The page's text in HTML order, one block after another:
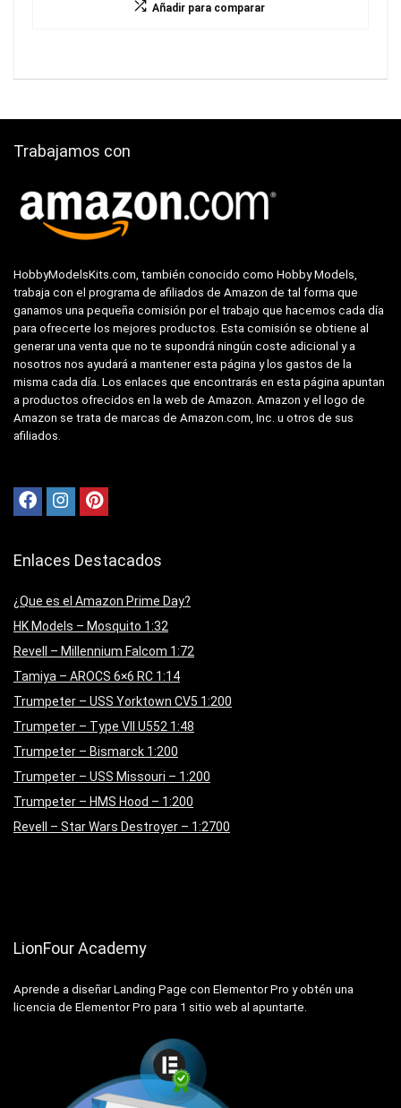
Añadir para comparar
Trabajamos con
HobbyModelsKits.com, también conocido como Hobby Models,
trabaja con el programa de afiliados de Amazon de tal forma que
ganamos una pequeña comisión por el trabajo que hacemos cada día
para ofrecerte los mejores productos. Esta comisión se obtiene al
generar una venta que no te supondrá ningún coste adicional y a
nosotros nos ayudará a mantener esta página y los gastos de la
misma cada día. Los enlaces que encontrarás en esta página apuntan
a productos ofrecidos en la web de Amazon. Amazon y el logo de
Amazon se trata de marcas de Amazon.com, Inc. u otros de sus
afiliados.
Enlaces Destacados
¿Que es el Amazon Prime Day?
HK Models – Mosquito 1:32
Revell – Millennium Falcom 1:72
Tamiya – AROCS 6×6 RC 1:14
Trumpeter – USS Yorktown CV5 1:200
Trumpeter – Type VII U552 1:48
Trumpeter – Bismarck 1:200
Trumpeter – USS Missouri – 1:200
Trumpeter – HMS Hood – 1:200
Revell – Star Wars Destroyer – 1:2700
LionFour Academy
Aprende a diseñar Landing Page con Elementor Pro y obtén una
licencia de Elementor Pro para 1 sitio web al apuntarte.